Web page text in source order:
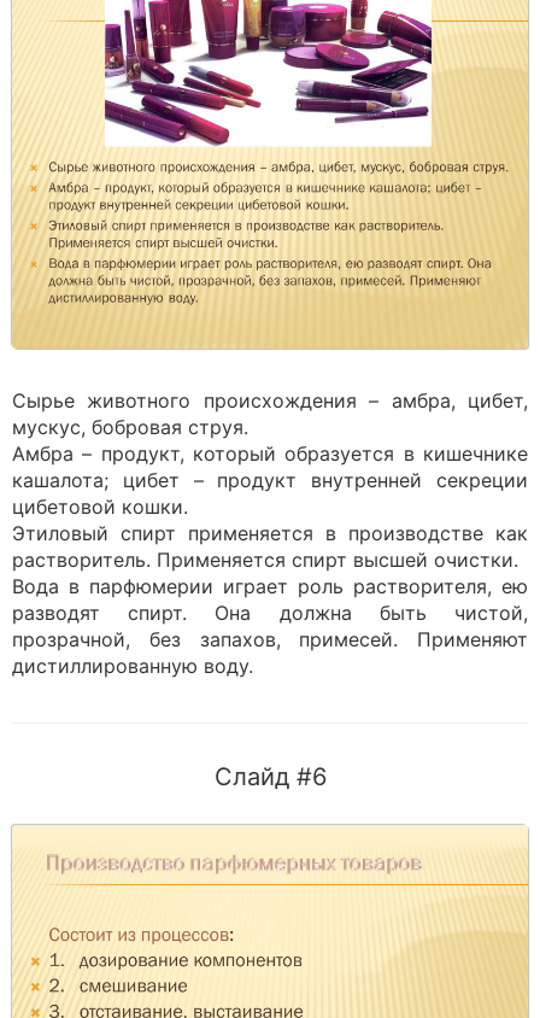
Сырье животного происхождения – амбра, цибет,
мускус, бобровая струя.
Амбра – продукт, который образуется в кишечнике
кашалота; цибет – продукт внутренней секреции
цибетовой кошки.
Этиловый спирт применяется в производстве как
растворитель. Применяется спирт высшей очистки.
Вода в парфюмерии играет роль растворителя, ею
разводят спирт. Она должна быть чистой,
прозрачной, без запахов, примесей. Применяют
дистиллированную воду.
Слайд #6